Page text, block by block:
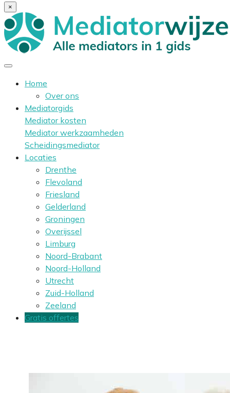
×
Home
Over ons
Mediatorgids
Mediator kosten
Mediator werkzaamheden
Scheidingsmediator
Locaties
Drenthe
Flevoland
Friesland
Gelderland
Groningen
Overijssel
Limburg
Noord-Brabant
Noord-Holland
Utrecht
Zuid-Holland
Zeeland
Gratis offertes